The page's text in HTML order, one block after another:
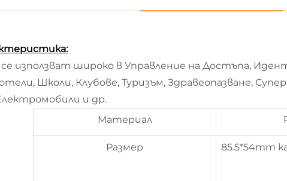
използват широко в Управление на Достъпа,
Школи, Клубове, Туризъм, Здравеопазване,
и др.
Материал
Размер
85.5*54mm